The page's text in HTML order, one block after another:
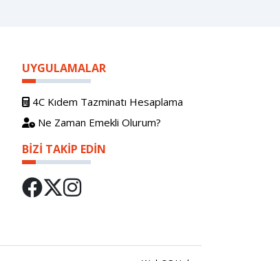
UYGULAMALAR
4C Kıdem Tazminatı Hesaplama
Ne Zaman Emekli Olurum?
BIZI TAKIP EDIN